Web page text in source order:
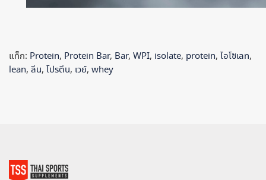
แท็ก: Protein, Protein Bar, Bar, WPI, isolate, protein, ไอโซเลท,
lean, ลีน, โปรตีน, เวย์, whey